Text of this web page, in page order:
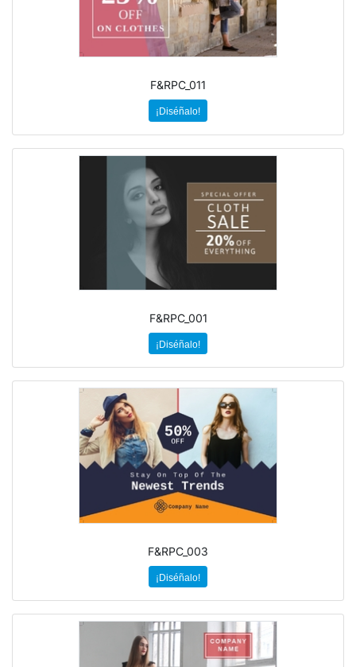
F&RPC_011
¡Diséñalo!
F&RPC_001
¡Diséñalo!
F&RPC_003
¡Diséñalo!